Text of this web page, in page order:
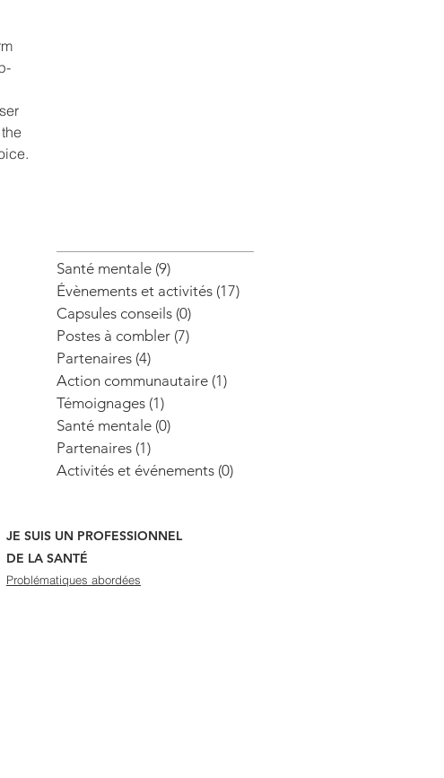
Santé mentale (9)
Évènements et activités (17)
Capsules conseils (0)
Postes à combler (7)
Partenaires (4)
Action communautaire (1)
Témoignages (1)
Santé mentale (0)
Partenaires (1)
Activités et événements (0)
JE SUIS UN PROFESSIONNEL
DE LA SANTÉ
Problématiques abordées